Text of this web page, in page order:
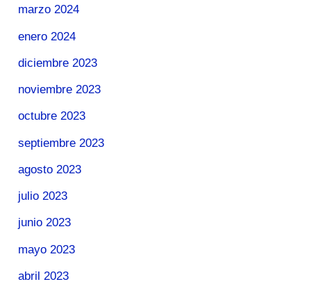
marzo 2024
enero 2024
diciembre 2023
noviembre 2023
octubre 2023
septiembre 2023
agosto 2023
julio 2023
junio 2023
mayo 2023
abril 2023